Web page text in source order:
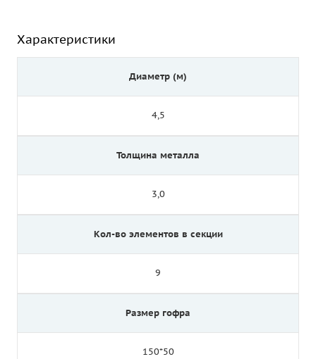
Характеристики
Диаметр (м)
4,5
Толщина металла
3,0
Кол-во элементов в секции
9
Размер гофра
150*50